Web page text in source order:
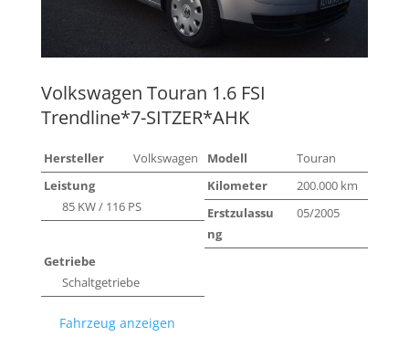
Volkswagen Touran 1.6 FSI
Trendline*7-SITZER*AHK
Hersteller Volkswagen Modell
Touran
Leistung
85 KW / 116 PS
Kilometer
200.000 km
Erstzulassu
ng
05/2005
Getriebe
Schaltgetriebe
Fahrzeug anzeigen